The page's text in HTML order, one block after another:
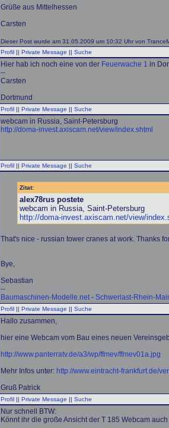
Grüße aus Mittelhessen
Carsten
Dieser Post wurde am 31.05.2009 um 10:32 Uhr von
Profil || Private Message || Suche
Hier hab ich noch eine von der Feuerwache 1 in
--
Carsten
Dortmund
Profil || Private Message || Suche
webcam in Russia, Saint-Petersburg
http://doma-invest.axiscam.net/view/index.shtml
Profil || Private Message || Suche
Zitat:
alex78rus postete
webcam in Russia, Saint-Petersburg
http://doma-invest.axiscam.net/view/
That's nice - russian tower cranes at work. Thanks
Bye,
Sebastian
--
Baumaschinen-Modelle.net- Schwerlast-Rhein-
Profil || Private Message || Suche
Hallo zusammen,
hier eine Webcam vom Bau eines neuen
http://www.panterratv.de/a3/wp/ffmev/ffmev01a.jpg
Mehr Infos unter: http://www.eintracht-frankfurt.de/
Gruß Patrick
Profil || Private Message || Suche
Nur schnell BTW:
Könnt ihr die große Ansicht der T 185 Webcam